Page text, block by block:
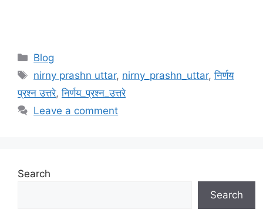
Categories
Blog
Tags
nirny prashn uttar, nirny_prashn_uttar,निर्णय
प्रश्न उत्तरे,निर्णय_प्रश्न_उत्तरे
Leave a comment
Search
Search